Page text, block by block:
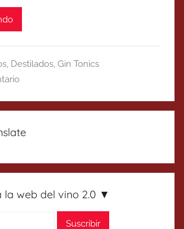
, Destilados, Gin Tonics
la web del vino 2.0 ▼